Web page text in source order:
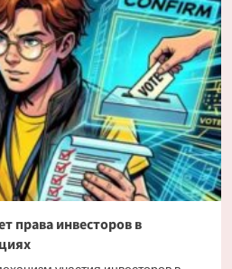
права инвесторов в